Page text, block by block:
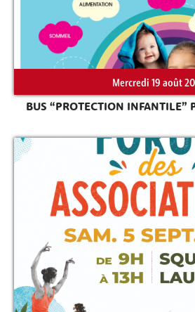
Mercredi 19 août
BUS “PROTECTION INFANTILE”